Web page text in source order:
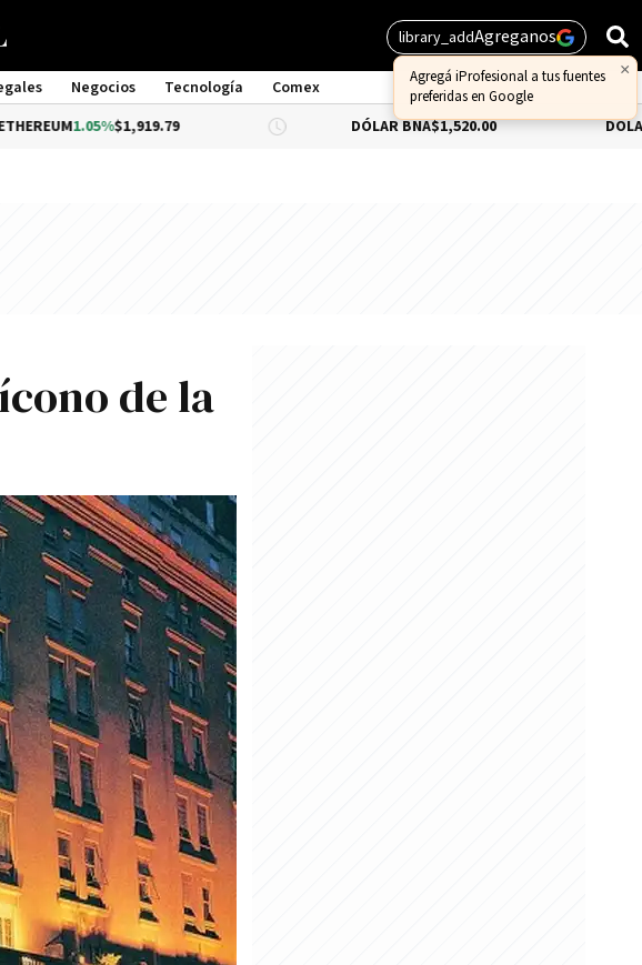
library_addAgreganos
Negocios Tecnología
Comex
$1,919.79 DÓLAR BNA $1,520.00 DÓLAR BLUE-0.33%
de la